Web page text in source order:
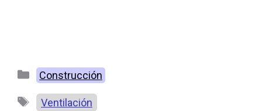
Categorías
Construcción
Etiquetas
Ventilación